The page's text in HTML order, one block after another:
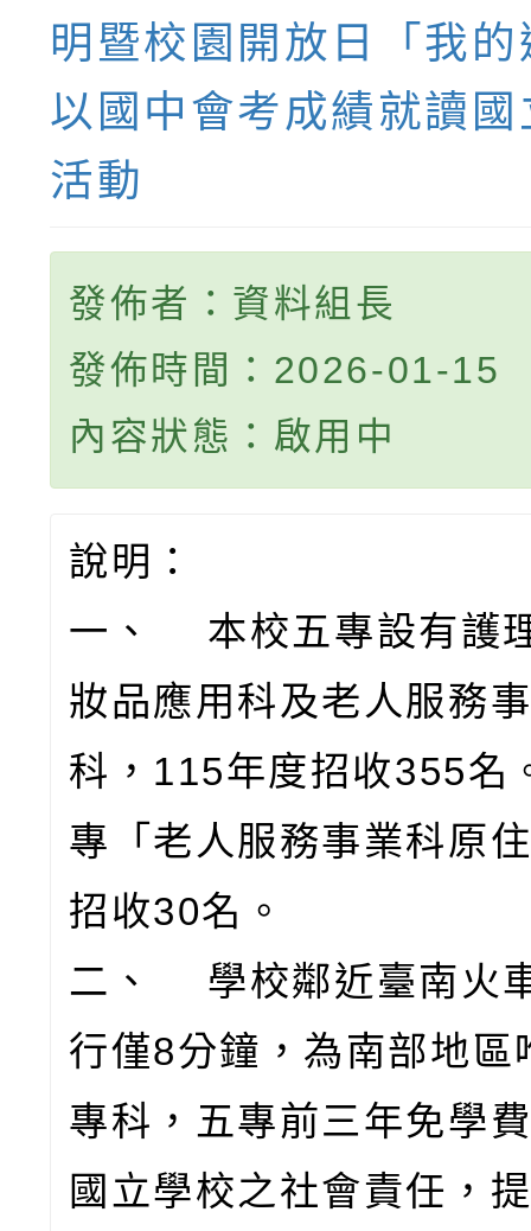
明暨校園開放日「我
以國中會考成績就讀
活動
發佈者：資料組長
發佈時間：2026-01-15
內容狀態：啟用中
說明：
一、 本校五專設有護
妝品應用科及老人服務
科，115年度招收355名
專「老人服務事業科原
招收30名。
二、 學校鄰近臺南火
行僅8分鐘，為南部地區
專科，五專前三年免學
國立學校之社會責任，